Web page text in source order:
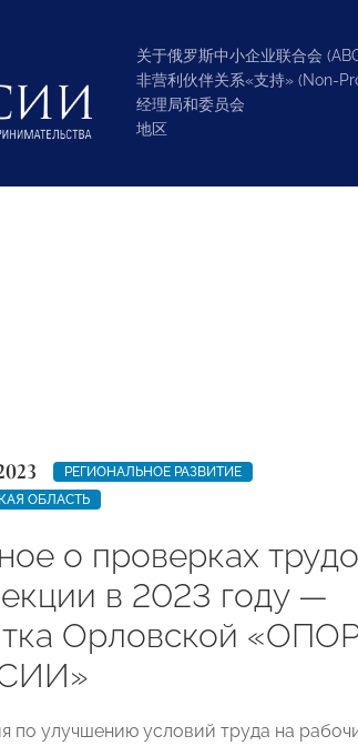
关于俄罗斯中小企业联合会
非营利伙伴关系«支持» (Non-
经理局和委员会
地区
РЕГИОНАЛЬНОЕ РАЗВИТИЕ
ОБЛАСТЬ
о проверках
в 2023 году —
Орловской
по улучшению условий труда на